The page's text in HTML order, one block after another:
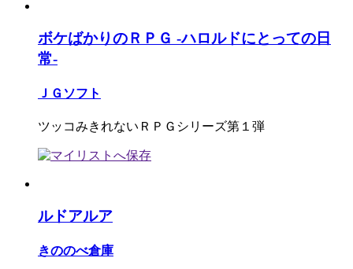
ボケばかりのＲＰＧ -ハロルドにとっての日
常-
ＪＧソフト
ツッコみきれないＲＰＧシリーズ第１弾
ルドアルア
きののべ倉庫